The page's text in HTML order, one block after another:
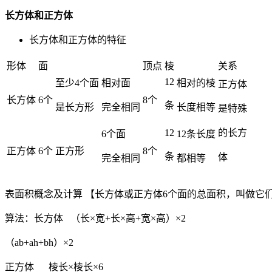
长方体和正方体
长方体和正方体的特征
形体 面 顶点 棱 关系
长方体 6个
至少4个面
是长方形
相对面
完全相同
8个
12
条
相对的棱
长度相等
正方体
是特殊
的长方
体
正方体 6个 正方形
6个面
完全相同
8个
12
条
12条长度
都相等
表面积概念及计算 【长方体或正方体6个面的总面积，叫做它
算法：长方体 （长×宽+长×高+宽×高）×2
（ab+ah+bh）×2
正方体 棱长×棱长×6